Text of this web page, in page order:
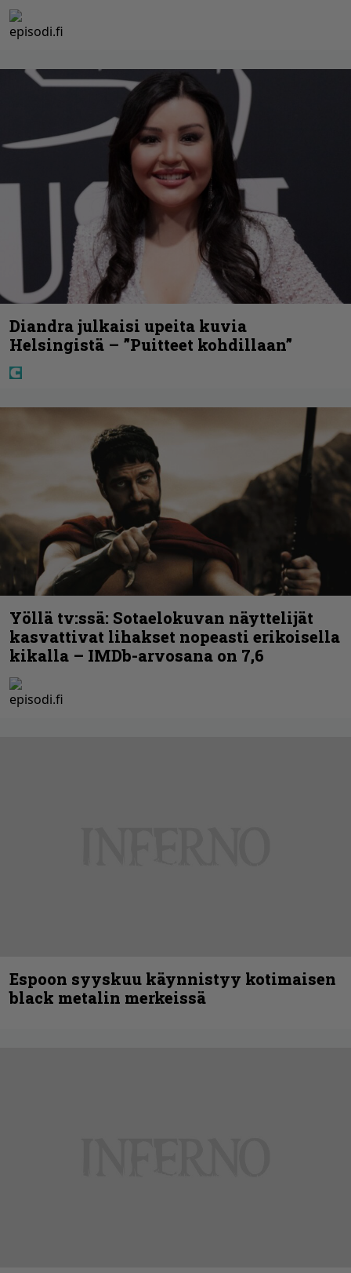
Diandra julkaisi upeita kuvia
Helsingistä – ”Puitteet kohdillaan”
Yöllä tv:ssä: Sotaelokuvan näyttelijät
kasvattivat lihakset nopeasti erikoisella
kikalla – IMDb-arvosana on 7,6
Espoon syyskuu käynnistyy kotimaisen
black metalin merkeissä